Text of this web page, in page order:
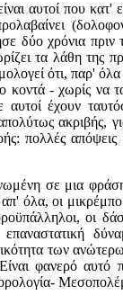
αυτοί που
δύο χρόνια πριν
τα λάθη της
ότι, παρ'
κοντά - χωρίς να
έχουν
ακριβής,
πολλές απόψεις
σε μια
όλα, οι
οι
των
φανερό αυτό